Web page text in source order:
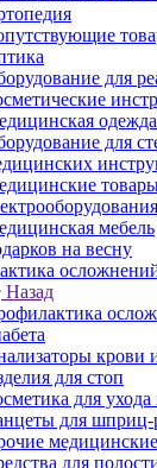
для
одежда
для
мебель
на весну
Назад
крови
для стоп
для ухода
для шприц-
для